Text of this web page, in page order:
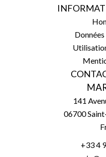
141
06700
+33 4